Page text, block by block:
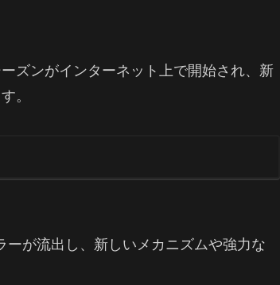
ズンがインターネット上で開始され、新
。
が流出し、新しいメカニズムや強力な